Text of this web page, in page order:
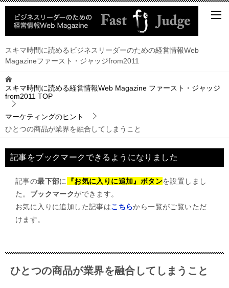
スキマ時間に読めるビジネスリーダーのための経営情報Web
Magazineファースト・ジャッジfrom2011
スキマ時間に読める経営情報Web Magazine ファースト・ジャッジ
from2011 TOP
マーケティングのヒント
ひとつの商品が業界を融合してしまうこと
記事をブックマークできるようになりました
記事の最下部に 『お気に入りに追加』ボタンを設置しまし
た。 ブックマークができます。
お気に入りに追加した記事はこちらから一覧がご覧いただ
けます。
ひとつの商品が業界を融合してしまうこと